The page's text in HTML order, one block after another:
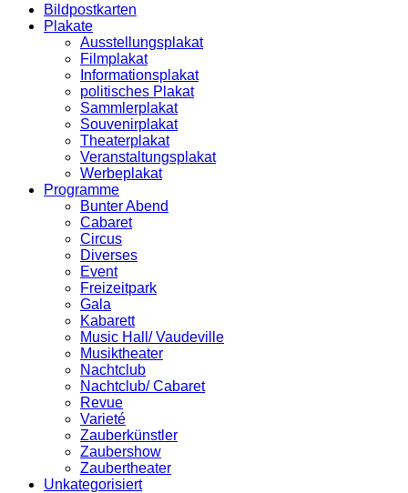
Bildpostkarten
Plakate
Ausstellungsplakat
Filmplakat
Informationsplakat
politisches Plakat
Sammlerplakat
Souvenirplakat
Theaterplakat
Veranstaltungsplakat
Werbeplakat
Programme
Bunter Abend
Cabaret
Circus
Diverses
Event
Freizeitpark
Gala
Kabarett
Music Hall/ Vaudeville
Musiktheater
Nachtclub
Nachtclub/ Cabaret
Revue
Varieté
Zauberkünstler
Zaubershow
Zaubertheater
Unkategorisiert